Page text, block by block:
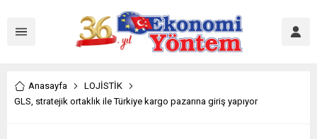
Anasayfa
LOJİSTİK
GLS, stratejik ortaklık ile Türkiye kargo pazarına giriş yapıyor